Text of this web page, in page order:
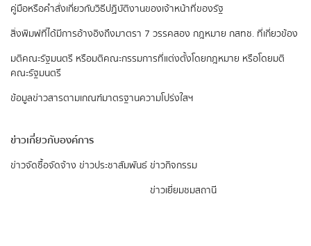
คู่มือหรือคำสั่งเกี่ยวกับวิธีปฏิบัติงานของเจ้าหน้าที่ของรัฐ
สิ่งพิมพ์ที่ได้มีการอ้างอิงถึงมาตรา 7 วรรคสอง กฎหมาย กสทช. ที่เกี่ยวข้อง
มติคณะรัฐมนตรี หรือมติคณะกรรมการที่แต่งตั้งโดยกฎหมาย หรือโดยมติ
คณะรัฐมนตรี
ข้อมูลข่าวสารตามเกณฑ์มาตรฐานความโปร่งใสฯ
ข่าวเกี่ยวกับองค์การ
ข่าวจัดซื้อจัดจ้าง ข่าวประชาสัมพันธ์ ข่าวกิจกรรม
ข่าวเยี่ยมชมสถานี